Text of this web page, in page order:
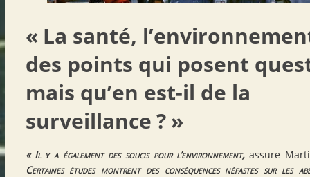
« La santé,
des points qui posent
mais qu’en est-il de la
surveillance?»
« Il y a également des soucis pour l’environnement,assure
Certaines études montrent des conséquences néfastes sur les